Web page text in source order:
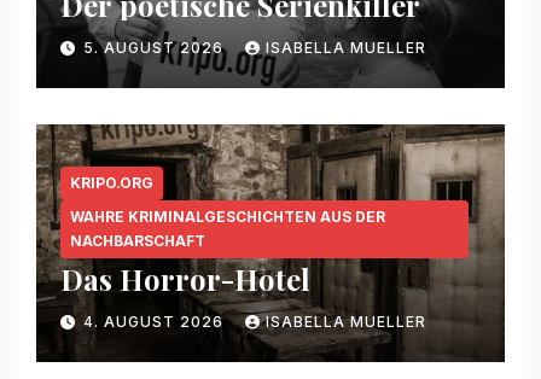
5. AUGUST 2026 ISABELLA MUELLER
KRIPO.ORG
WAHRE KRIMINALGESCHICHTEN AUS DER
NACHBARSCHAFT
Das Horror-Hotel
4. AUGUST 2026 ISABELLA MUELLER